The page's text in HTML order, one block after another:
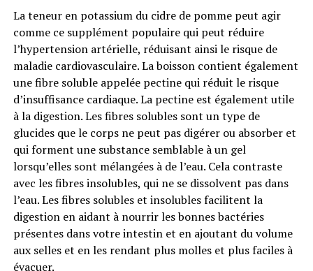
La teneur en potassium du cidre de pomme peut agir
comme ce supplément populaire qui peut réduire
l’hypertension artérielle, réduisant ainsi le risque de
maladie cardiovasculaire. La boisson contient également
une fibre soluble appelée pectine qui réduit le risque
d’insuffisance cardiaque. La pectine est également utile
à la digestion. Les fibres solubles sont un type de
glucides que le corps ne peut pas digérer ou absorber et
qui forment une substance semblable à un gel
lorsqu’elles sont mélangées à de l’eau. Cela contraste
avec les fibres insolubles, qui ne se dissolvent pas dans
l’eau. Les fibres solubles et insolubles facilitent la
digestion en aidant à nourrir les bonnes bactéries
présentes dans votre intestin et en ajoutant du volume
aux selles et en les rendant plus molles et plus faciles à
évacuer.